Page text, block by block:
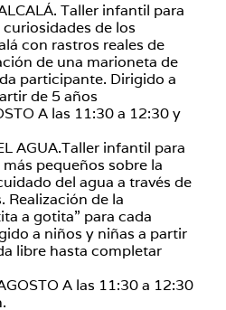
Taller infantil para
de los
con rastros reales de
de una marioneta de
participante. Dirigido a
de 5 años
A las 11:30 a 12:30 y
AGUA.Taller infantil para
pequeños sobre la
del agua a través de
Realización de la
a gotita” para cada
a niños y niñas a partir
libre hasta completar
A las 11:30 a 12:30